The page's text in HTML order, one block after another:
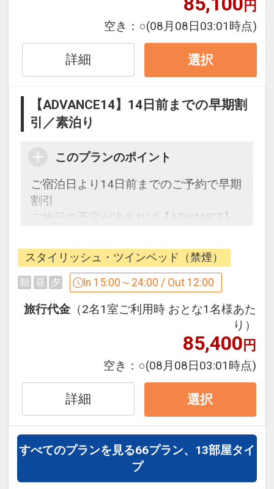
アウトは12：00迄となります。
○近畿日本ツーリスト経由のご予約につ
きまして、One Harmony（ワンハーモニ
ー）会員様特色は対象外となります。
○駐車料金はご滞在中1泊（チェックイン
（税込）
※ポルテ金沢地下 ホテル提携立体駐車場
算ください。
○画像はイメージです。
設定期間：2026年4月1日～2027年3月
200000038846
円
空き： ○(08月08日03:01時点)
詳細 選択
【ADVANCE14】14日前までの早期割
引／素泊り
このプランのポイント
ご宿泊日より14日前までのご予約で早期
割引
ご旅行の予定が決まれば【ADVANCE】
全室17階以上の高層ホテルで過ごす金沢
時間をお楽しみくださいませ。
■ご案内
○チェックインは15：00より、チェック
アウトは12：00迄となります。
○近畿日本ツーリスト経由のご予約につ
きまして、One Harmony（ワンハーモニ
ー）会員様特色は対象外となります。
○駐車料金はご滞在中1泊（チェックイン
～チェックアウト迄）につき 1台1500円
（税込）
※ポルテ金沢地下 ホテル提携立体駐車場
のみ対象となります。フロントにてご精
スタイリッシュ・ツインベッド（禁煙）
朝 昼 夕 In 15:00～24:00 / Out 12:00
旅行代金 （2名1室ご利用時 おとな1名様あた
り）
85,400円
空き： ○(08月08日03:01時点)
詳細 選択
すべてのプランを見る66プラン、13部屋タイ
プ